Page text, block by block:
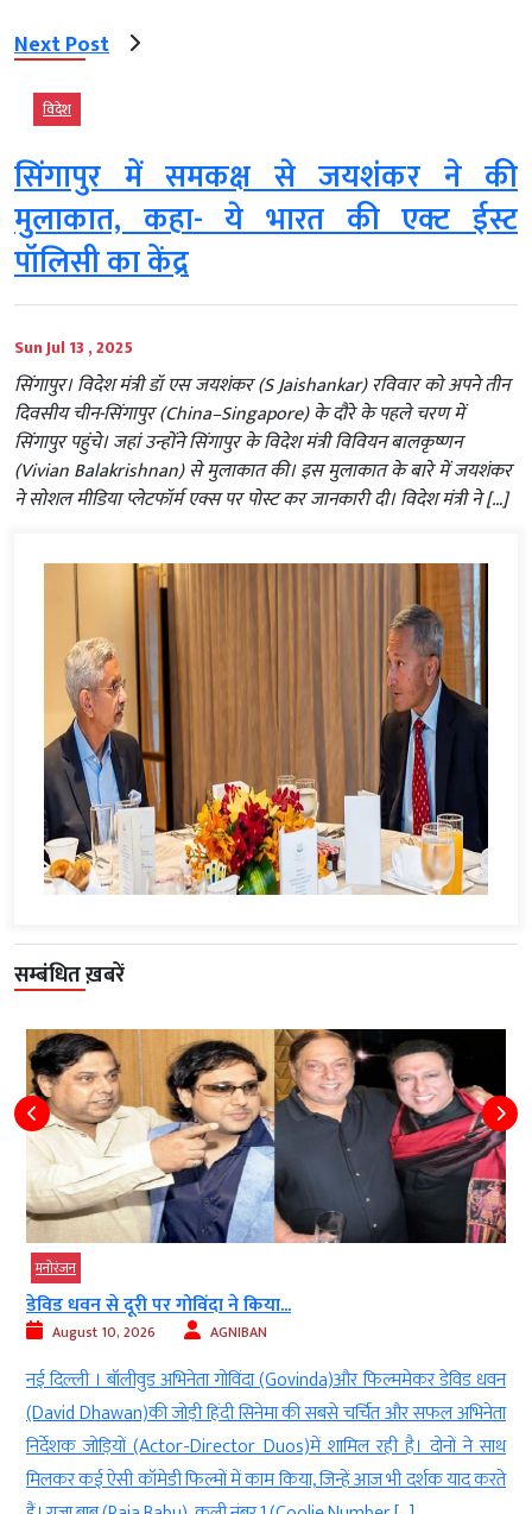
Next Post
विदेश
सिंगापुर में समकक्ष से जयशंकर ने की
मुलाकात, कहा- ये भारत की एक्ट ईस्ट
पॉलिसी का केंद्र
Sun Jul 13 , 2025
सिंगापुर। विदेश मंत्री डॉ एस जयशंकर (S Jaishankar) रविवार को अपने तीन
दिवसीय चीन-सिंगापुर (China–Singapore) के दौरे के पहले चरण में
सिंगापुर पहुंचे। जहां उन्होंने सिंगापुर के विदेश मंत्री विवियन बालकृष्णन
(Vivian Balakrishnan) से मुलाकात की। इस मुलाकात के बारे में जयशंकर
ने सोशल मीडिया प्लेटफॉर्म एक्स पर पोस्ट कर जानकारी दी। विदेश मंत्री ने […]
सम्बंधित ख़बरें
मनोरंजन
डेविड धवन से दूरी पर गोविंदा ने किया...
August 10, 2026 AGNIBAN
नई दिल्ली । बॉलीवुड अभिनेता गोविंदा (Govinda)और फिल्ममेकर डेविड धवन
(David Dhawan)की जोड़ी हिंदी सिनेमा की सबसे चर्चित और सफल अभिनेता
निर्देशक जोड़ियों (Actor-Director Duos)में शामिल रही है। दोनों ने साथ
मिलकर कई ऐसी कॉमेडी फिल्मों में काम किया, जिन्हें आज भी दर्शक याद करते